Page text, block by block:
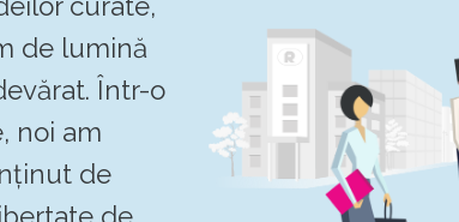
de lumină
Într-o
noi am
de